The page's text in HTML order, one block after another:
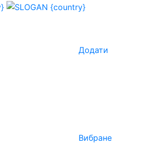
Додати
Вибране